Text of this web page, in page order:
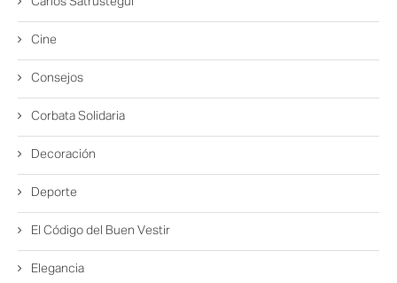
Cine
Consejos
Corbata Solidaria
Decoración
Deporte
El Código del Buen Vestir
Elegancia